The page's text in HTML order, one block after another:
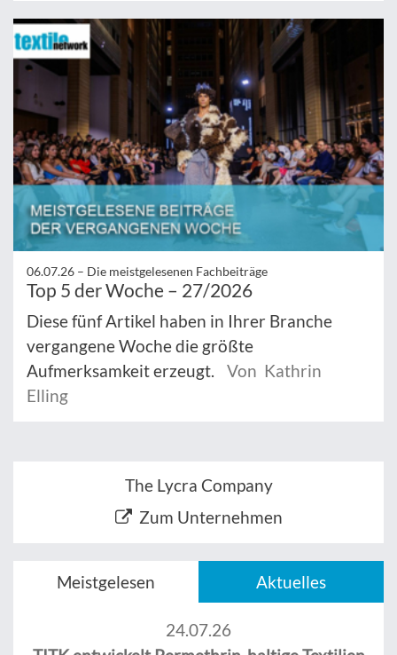
06.07.26 – Die meistgelesenen Fachbeiträge
Top 5 der Woche – 27/2026
Diese fünf Artikel haben in Ihrer Branche
vergangene Woche die größte
Aufmerksamkeit erzeugt.
Von Kathrin
Elling
The Lycra Company
Zum Unternehmen
Meistgelesen Aktuelles
24.07.26